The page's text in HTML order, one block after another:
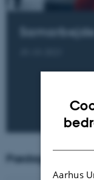
Pædagogisk
Aarhus